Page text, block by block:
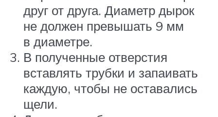
друг от друга. Диаметр дырок
не должен превышать 9 мм
в диаметре.
В полученные отверстия
вставлять трубки и запаивать
каждую, чтобы не оставались
щели.